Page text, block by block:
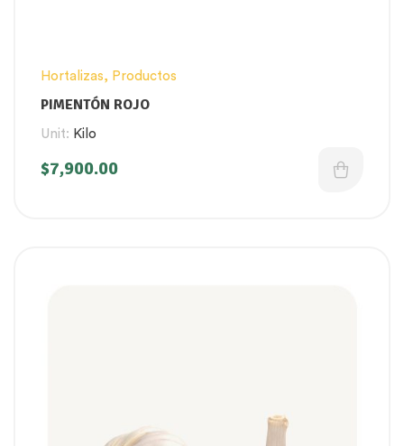
Hortalizas, Productos
PIMENTÓN ROJO
Unit: Kilo
$7,900.00